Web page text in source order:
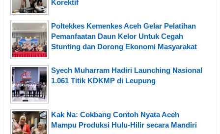
Korektif
Poltekkes Kemenkes Aceh Gelar Pelatihan
Pemanfaatan Daun Kelor Untuk Cegah
Stunting dan Dorong Ekonomi Masyarakat
Syech Muharram Hadiri Launching Nasional
1.061 Titik KDKMP di Leupung
Kak Na: Cokbang Contoh Nyata Aceh
Mampu Produksi Hulu-Hilir secara Mandiri